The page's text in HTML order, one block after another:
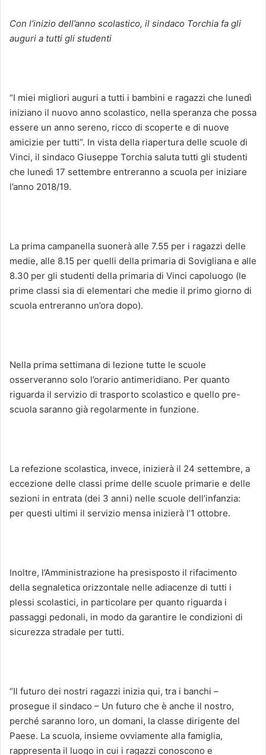
Con l’inizio dell’anno scolastico, il sindaco Torchia fa gli
auguri a tutti gli studenti
“I miei migliori auguri a tutti i bambini e ragazzi che lunedì
iniziano il nuovo anno scolastico, nella speranza che possa
essere un anno sereno, ricco di scoperte e di nuove
amicizie per tutti”. In vista della riapertura delle scuole di
Vinci, il sindaco Giuseppe Torchia saluta tutti gli studenti
che lunedì 17 settembre entreranno a scuola per iniziare
l’anno 2018/19.
La prima campanella suonerà alle 7.55 per i ragazzi delle
medie, alle 8.15 per quelli della primaria di Sovigliana e alle
8.30 per gli studenti della primaria di Vinci capoluogo (le
prime classi sia di elementari che medie il primo giorno di
scuola entreranno un’ora dopo).
Nella prima settimana di lezione tutte le scuole
osserveranno solo l’orario antimeridiano. Per quanto
riguarda il servizio di trasporto scolastico e quello pre-
scuola saranno già regolarmente in funzione.
La refezione scolastica, invece, inizierà il 24 settembre, a
eccezione delle classi prime delle scuole primarie e delle
sezioni in entrata (dei 3 anni) nelle scuole dell’infanzia:
per questi ultimi il servizio mensa inizierà l’1 ottobre.
Inoltre, l’Amministrazione ha presisposto il rifacimento
della segnaletica orizzontale nelle adiacenze di tutti i
plessi scolastici, in particolare per quanto riguarda i
passaggi pedonali, in modo da garantire le condizioni di
sicurezza stradale per tutti.
“Il futuro dei nostri ragazzi inizia qui, tra i banchi –
prosegue il sindaco – Un futuro che è anche il nostro,
perché saranno loro, un domani, la classe dirigente del
Paese. La scuola, insieme ovviamente alla famiglia,
rappresenta il luogo in cui i ragazzi conoscono e